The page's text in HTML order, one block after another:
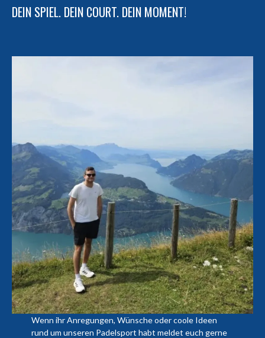
DEIN SPIEL. DEIN COURT. DEIN MOMENT!
Wenn ihr Anregungen, Wünsche oder coole Ideen
rund um unseren Padelsport habt meldet euch gerne